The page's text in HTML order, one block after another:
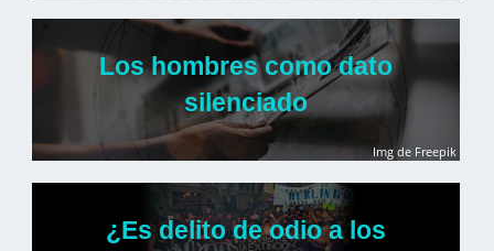
Los hombres como dato
silenciado
Img de Freepik
¿Es delito de odio a los